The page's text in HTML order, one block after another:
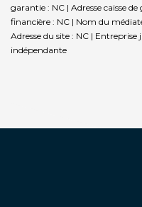
garantie : NC | Adresse caisse
financière : NC | Nom du
Adresse du site : NC | Entreprise
indépendante